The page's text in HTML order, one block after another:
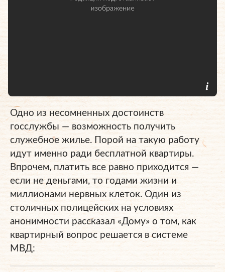
Одно из несомненных достоинств
госслужбы — возможность получить
служебное жилье. Порой на такую работу
идут именно ради бесплатной квартиры.
Впрочем, платить все равно приходится —
если не деньгами, то годами жизни и
миллионами нервных клеток. Один из
столичных полицейских на условиях
анонимности рассказал «Дому» о том, как
квартирный вопрос решается в системе
МВД: